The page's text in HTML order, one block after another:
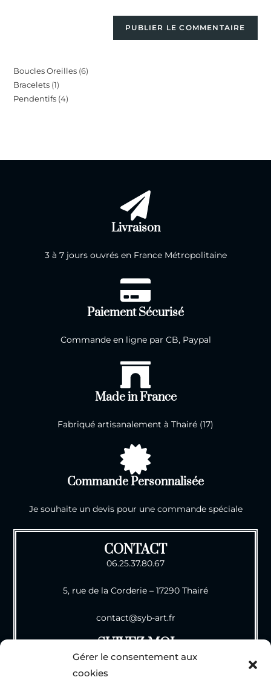
Gérer le consentement aux
cookies
Boucles Oreilles 6
Bracelets 1
Pendentifs 4
Livraison
3 à 7 jours ouvrés en France Métropolitaine
Paiement Sécurisé
Commande en ligne par CB, Paypal
Made in France
Fabriqué artisanalement à Thairé (17)
Commande Personnalisée
Je souhaite un devis pour une commande spéciale
CONTACT
06.25.37.80.67
5, rue de la Corderie – 17290 Thairé
contact@syb-art.fr
SUIVEZ MOI